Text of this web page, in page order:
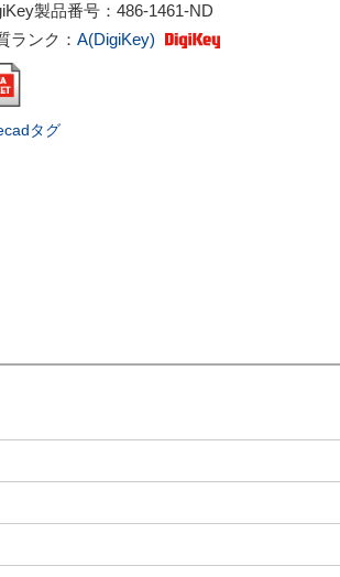
製品番号： 486-1461-ND
ランク： A(DigiKey)